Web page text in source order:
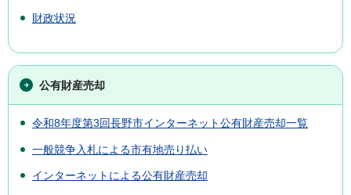
財政状況
公有財産売却
令和8年度第3回長野市インターネット公有財産売却一覧
一般競争入札による市有地売り払い
インターネットによる公有財産売却